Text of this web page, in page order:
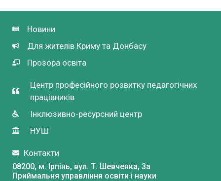
Новини
Для жителів Криму та Донбасу
Прозора освіта
Центр професійного розвитку педагогічних
працівників
Інклюзивно-ресурсний центр
НУШ
Контакти
08200, м. Ірпінь, вул. Т. Шевченка, 3a
Приймальня управління освіти і науки